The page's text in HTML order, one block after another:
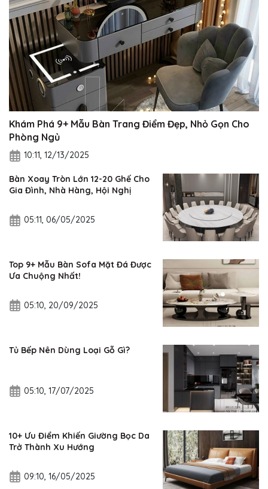
Khám Phá 9+ Mẫu Bàn Trang Điểm Đẹp, Nhỏ Gọn Cho
Phòng Ngủ
10:11, 12/13/2025
Bàn Xoay Tròn Lớn 12-20 Ghế Cho
Gia Đình, Nhà Hàng, Hội Nghị
05:11, 06/05/2025
Top 9+ Mẫu Bàn Sofa Mặt Đá Được
Ưa Chuộng Nhất!
05:10, 20/09/2025
Tủ Bếp Nên Dùng Loại Gỗ Gì?
05:10, 17/07/2025
10+ Ưu Điểm Khiến Giường Bọc Da
Trở Thành Xu Hướng
09:10, 16/05/2025